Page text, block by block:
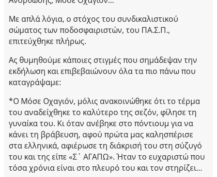
Με απλά λόγια, ο στόχος του συνδικαλιστικού
σώματος των ποδοσφαιριστών, του ΠΑ.Σ.Π.,
επιτεύχθηκε πλήρως.
Ας θυμηθούμε κάποιες στιγμές που σημάδεψαν την
εκδήλωση και επιβεβαιώνουν όλα τα πιο πάνω που
καταγράψαμε:
*Ο Μόσε Οχαγιόν, μόλις ανακοινώθηκε ότι το τέρμα
του αναδείχθηκε το καλύτερο της σεζόν, φίλησε τη
γυναίκα του. Κι όταν ανέβηκε στο πόντιουμ για να
κάνει τη βράβευση, αφού πρώτα μας καλησπέρισε
στα ελληνικά, αφιέρωσε τη διάκρισή του στη σύζυγό
του και της είπε «Σ΄ ΑΓΑΠΩ». Ήταν το ευχαριστώ που
τόσα χρόνια είναι στο πλευρό του και τον στηρίζει…